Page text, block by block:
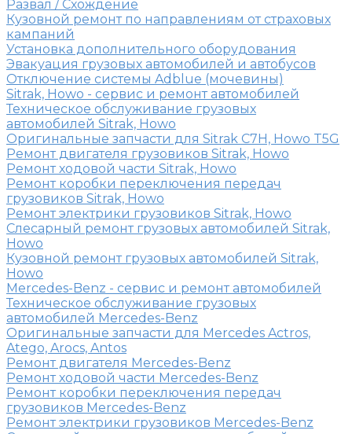
Развал / Схождение
Кузовной ремонт по направлениям от страховых
кампаний
Установка дополнительного оборудования
Эвакуация грузовых автомобилей и автобусов
Отключение системы Adblue (мочевины)
Sitrak, Howo - сервис и ремонт автомобилей
Техническое обслуживание грузовых
автомобилей Sitrak, Howo
Оригинальные запчасти для Sitrak C7H, Howo T5G
Ремонт двигателя грузовиков Sitrak, Howo
Ремонт ходовой части Sitrak, Howo
Ремонт коробки переключения передач
грузовиков Sitrak, Howo
Ремонт электрики грузовиков Sitrak, Howo
Слесарный ремонт грузовых автомобилей Sitrak,
Howo
Кузовной ремонт грузовых автомобилей Sitrak,
Howo
Mercedes-Benz - сервис и ремонт автомобилей
Техническое обслуживание грузовых
автомобилей Mercedes-Benz
Оригинальные запчасти для Mercedes Actros,
Atego, Arocs, Antos
Ремонт двигателя Mercedes-Benz
Ремонт ходовой части Mercedes-Benz
Ремонт коробки переключения передач
грузовиков Mercedes-Benz
Ремонт электрики грузовиков Mercedes-Benz